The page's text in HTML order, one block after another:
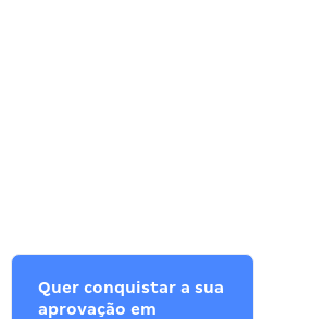
Quer conquistar a sua
aprovação em